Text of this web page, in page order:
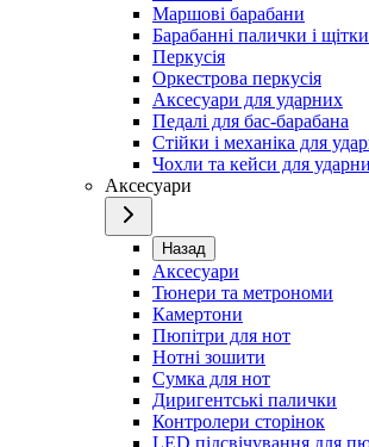
Маршові барабани
Барабанні палички і щітки
Перкусія
Оркестрова перкусія
Аксесуари для ударних
Педалі для бас-барабана
Стійки і механіка для
Чохли та кейси для
Аксесуари
Назад
Аксесуари
Тюнери та метрономи
Камертони
Пюпітри для нот
Нотні зошити
Сумка для нот
Диригентські палички
Контролери сторінок
LED підсвічування для